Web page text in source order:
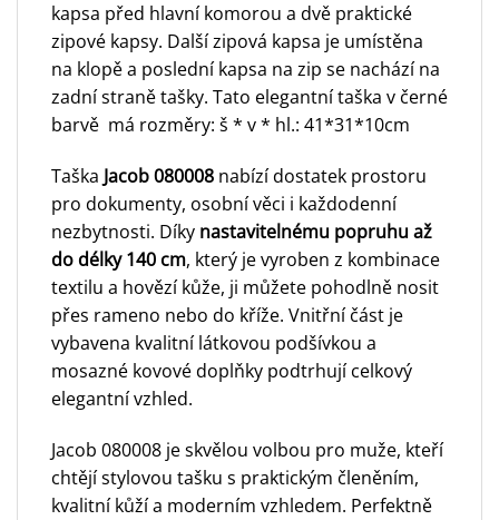
kapsa před hlavní komorou a dvě praktické
zipové kapsy. Další zipová kapsa je umístěna
na klopě a poslední kapsa na zip se nachází na
zadní straně tašky. Tato elegantní taška v černé
barvě má rozměry: š * v * hl.: 41*31*10cm
Taška Jacob 080008 nabízí dostatek prostoru
pro dokumenty, osobní věci i každodenní
nezbytnosti. Díky nastavitelnému popruhu až
do délky 140 cm, který je vyroben z kombinace
textilu a hovězí kůže, ji můžete pohodlně nosit
přes rameno nebo do kříže. Vnitřní část je
vybavena kvalitní látkovou podšívkou a
mosazné kovové doplňky podtrhují celkový
elegantní vzhled.
Jacob 080008 je skvělou volbou pro muže, kteří
chtějí stylovou tašku s praktickým členěním,
kvalitní kůží a moderním vzhledem. Perfektně